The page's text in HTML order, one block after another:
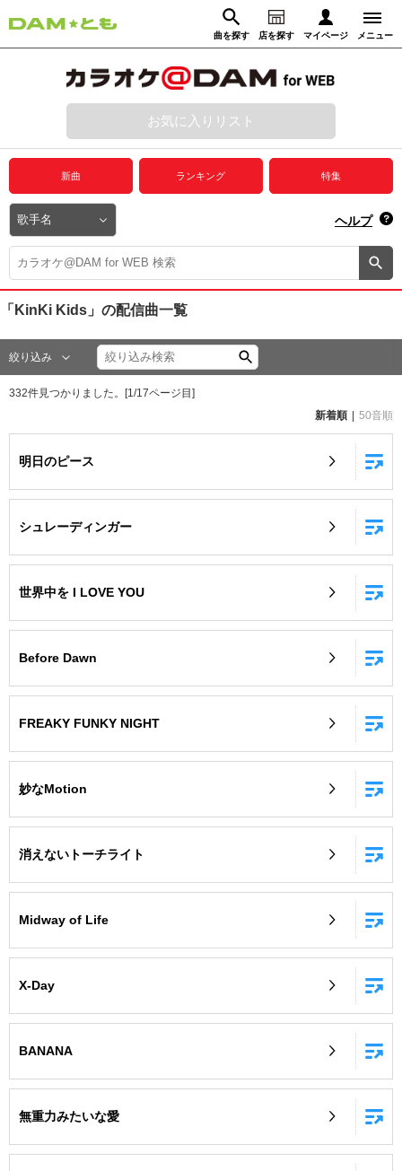
曲を探す 店を探す マイページ メニュー
動画からさがす 録音からさがす
ログイン
プレミアムサービス
DAM★とも動画
DAM★とも録音
カラオケ＠DAM
ユーザー検索
DAMの新曲・ランキングなど
自宅でカラオケ歌い放題！
お気に入りリスト
新曲 ランキング 特集
ヘルプ
「KinKi Kids」 の配信曲一覧
絞り込み
332件見つかりました。[1 /17ページ目]
新着順
50音順
明日のピース
シュレーディンガー
世界中を I LOVE YOU
Before Dawn
FREAKY FUNKY NIGHT
妙なMotion
消えないトーチライト
Midway of Life
X-Day
BANANA
無重力みたいな愛